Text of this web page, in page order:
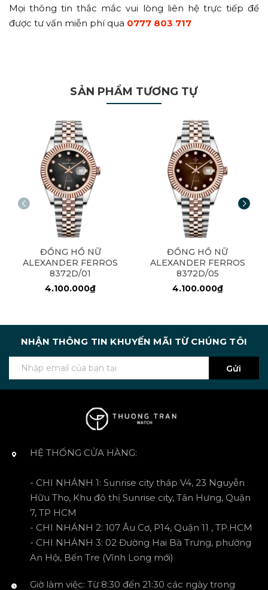
Mọi thông tin thắc mắc vui lòng liên hệ trực tiếp để
được tư vấn miễn phí qua 0777 803 717
SẢN PHẨM TƯƠNG TỰ
ĐỒNG HỒ NỮ
ALEXANDER FERROS
8372D/01
4.100.000₫
ĐỒNG HỒ NỮ
ALEXANDER FERROS
8372D/05
4.100.000₫
NHẬN THÔNG TIN KHUYẾN MÃI TỪ CHÚNG TÔI
Gửi
HỆ THỐNG CỬA HÀNG:
- CHI NHÁNH 1: Sunrise city tháp V4, 23 Nguyễn
Hữu Thọ, Khu đô thị Sunrise city, Tân Hưng, Quận
7, TP HCM
- CHI NHÁNH 2: 107 Âu Cơ, P14, Quận 11 , TP.HCM
- CHI NHÁNH 3: 02 Đường Hai Bà Trưng, phường
An Hội, Bến Tre (Vĩnh Long mới)
Giờ làm việc: Từ 8:30 đến 21:30 các ngày trong